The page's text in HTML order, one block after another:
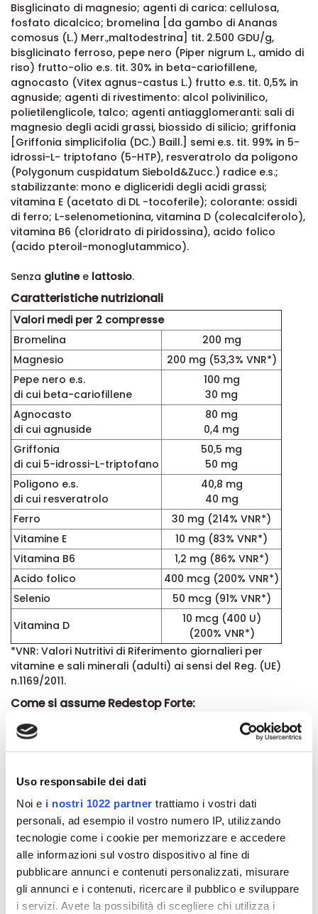
Uso responsabile dei dati
Noi e i nostri 1022 partner trattiamo i vostri dati
personali, ad esempio il vostro numero IP, utilizzando
tecnologie come i cookie per memorizzare e accedere
alle informazioni sul vostro dispositivo al fine di
pubblicare annunci e contenuti personalizzati, misurare
gli annunci e i contenuti, ricercare il pubblico e sviluppare
i servizi. Avete la possibilità di scegliere chi utilizza i
Bisglicinato di magnesio; agenti di carica: cellulosa,
fosfato dicalcico; bromelina [da gambo di Ananas
comosus (L.) Merr.,maltodestrina] tit. 2.500 GDU/g,
bisglicinato ferroso, pepe nero (Piper nigrum L., amido di
riso) frutto-olio e.s. tit. 30% in beta-cariofillene,
agnocasto (Vitex agnus-castus L.) frutto e.s. tit. 0,5% in
agnuside; agenti di rivestimento: alcol polivinilico,
polietilenglicole, talco; agenti antiagglomeranti: sali di
magnesio degli acidi grassi, biossido di silicio; griffonia
[Griffonia simplicifolia (DC.) Baill.] semi e.s. tit. 99% in 5-
idrossi-L- triptofano (5-HTP), resveratrolo da poligono
(Polygonum cuspidatum Siebold&Zucc.) radice e.s.;
stabilizzante: mono e digliceridi degli acidi grassi;
vitamina E (acetato di DL -tocoferile); colorante: ossidi
di ferro; L-selenometionina, vitamina D (colecalciferolo),
vitamina B6 (cloridrato di piridossina), acido folico
(acido pteroil-monoglutammico).
Senza glutinee lattosio.
Caratteristiche nutrizionali
Valori medi per 2 compresse
Bromelina
200 mg
Magnesio
200 mg (53,3% VNR*)
Pepe nero e.s.
di cui beta-cariofillene
100 mg
30 mg
Agnocasto
di cui agnuside
80 mg
0,4 mg
Griffonia
di cui 5-idrossi-L-triptofano
50,5 mg
50 mg
Poligono e.s.
di cui resveratrolo
40,8 mg
40 mg
Ferro
30 mg (214% VNR*)
Vitamine E
10 mg (83% VNR*)
Vitamina B6
1,2 mg (86% VNR*)
Acido folico
400 mcg (200% VNR*)
Selenio
50 mcg (91% VNR*)
Vitamina D
10 mcg (400 U)
(200% VNR*)
*VNR: Valori Nutritivi di Riferimento giornalieri per
vitamine e sali minerali (adulti) ai sensi del Reg. (UE)
n.1169/2011.
Come si assume Redestop Forte:
Si consiglia di assumere 2 compresse al giorno,
preferibilmente a stomaco vuoto.
Non superare la dose giornaliera consigliata. Tenere
fuori dalla portata dei bambini al di sotto dei 3 anni. Gli
integratori alimentari non vanno intesi come sostituti di
una dieta varia, equilibrata e di un sano stile di vita.
Conservazione:
Conservare in luogo fresco e asciutto (temperatura
inferiore 25°C), al riparo dalla luce, dall’umidità e da
fonti dirette di calore. Il termine minimo di conservazione
si riferisce al prodotto correttamente conservato, in